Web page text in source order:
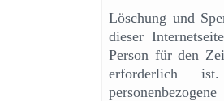
Löschung und
dieser
Person für den
erforderlich